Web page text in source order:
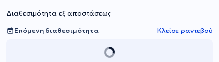
Διαθεσιμότητα εξ αποστάσεως
Επόμενη διαθεσιμότητα
Κλείσε ραντεβού